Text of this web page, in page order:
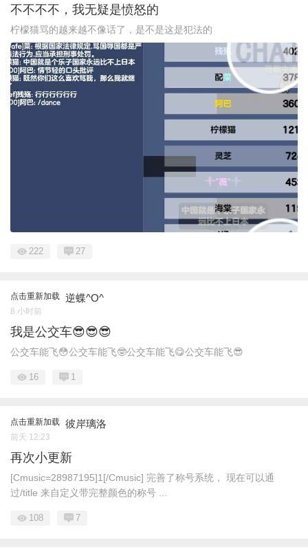
不不不不，我无疑是愤怒的
柠檬猫骂的越来越不像话了，是不是这是犯法的
222 27
点击重新加载 逆蝶^O^
8 小时前
我是公交车😎😎😎
公交车能飞😳公交车能飞🤓公交车能飞😋公交车能飞😎
16 1
点击重新加载 彼岸璃洛
前天 12:23
再次小更新
[Cmusic=28987195]1[/Cmusic] 完善了称号系统， 现在可以通
过/title 来自定义带完整颜色的称号 ...
108 7